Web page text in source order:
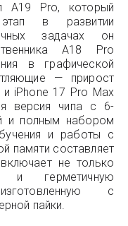
A19 Pro, который
в развитии
задачах он
A18 Pro
в графической
— прирост
и iPhone 17 Pro Max
версия чипа с 6-
и полным набором
и работы с
памяти составляет
не только
и герметичную
с
пайки.